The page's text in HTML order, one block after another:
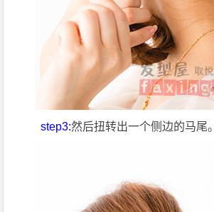
step3:然后扭转出一个侧边的马尾。